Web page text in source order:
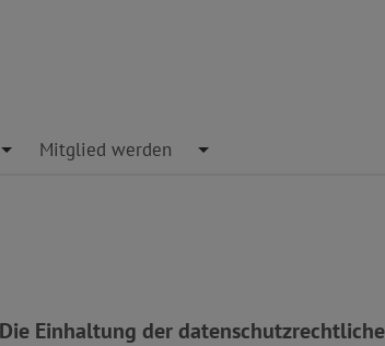
Toggle Dropdown
Mitglied werden Toggle Dropdown
Einhaltung der